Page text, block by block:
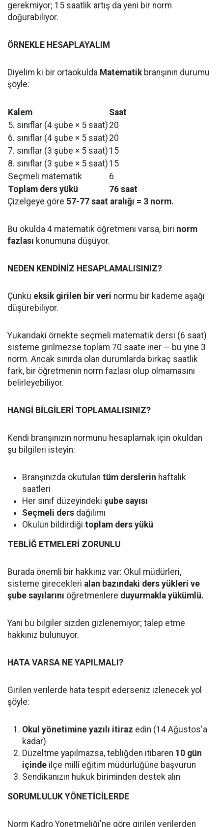
gerekmiyor; 15 saatlik artış da yeni bir norm
doğurabiliyor.
ÖRNEKLE HESAPLAYALIM
Diyelim ki bir ortaokulda Matematikbranşının durumu
şöyle:
Kalem
Saat
5. sınıflar (4 şube × 5 saat) 20
6. sınıflar (4 şube × 5 saat) 20
7. sınıflar (3 şube × 5 saat) 15
8. sınıflar (3 şube × 5 saat) 15
Seçmeli matematik
6
Toplam ders yükü
76 saat
Çizelgeye göre 57-77 saat aralığı = 3 norm.
Bu okulda 4 matematik öğretmeni varsa, biri norm
fazlası konumuna düşüyor.
NEDEN KENDİNİZ HESAPLAMALISINIZ?
Çünkü eksik girilen bir veri normu bir kademe aşağı
düşürebiliyor.
Yukarıdaki örnekte seçmeli matematik dersi (6 saat)
sisteme girilmezse toplam 70 saate iner — bu yine 3
norm. Ancak sınırda olan durumlarda birkaç saatlik
fark, bir öğretmenin norm fazlası olup olmamasını
belirleyebiliyor.
HANGİ BİLGİLERİ TOPLAMALISINIZ?
Kendi branşınızın normunu hesaplamak için okuldan
şu bilgileri isteyin:
Branşınızda okutulan tüm derslerin haftalık
saatleri
Her sınıf düzeyindeki şube sayısı
Seçmeli ders dağılımı
Okulun bildirdiği toplam ders yükü
TEBLİĞ ETMELERİ ZORUNLU
Burada önemli bir hakkınız var: Okul müdürleri,
sisteme girecekleri alan bazındaki ders yükleri ve
şube sayılarını öğretmenlere duyurmakla yükümlü.
Yani bu bilgiler sizden gizlenemiyor; talep etme
hakkınız bulunuyor.
HATA VARSA NE YAPILMALI?
Girilen verilerde hata tespit ederseniz izlenecek yol
şöyle:
Okul yönetimine yazılı itiraz edin (14 Ağustos'a
kadar)
Düzeltme yapılmazsa, tebliğden itibaren 10 gün
içinde ilçe millî eğitim müdürlüğüne başvurun
Sendikanızın hukuk biriminden destek alın
SORUMLULUK YÖNETİCİLERDE
Norm Kadro Yönetmeliği'ne göre girilen verilerden